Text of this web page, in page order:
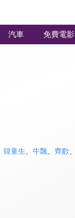
汽車 免費電影
韓童生 牛飄 齊歡